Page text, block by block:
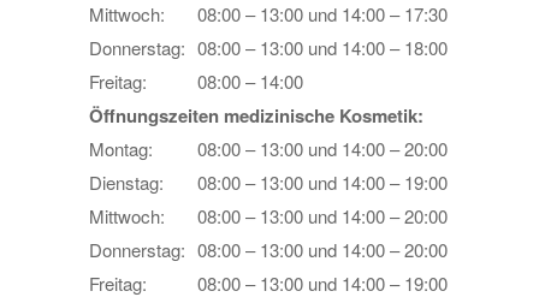
Mittwoch:
08:00 – 13:00 und 14:00 – 17:30
Donnerstag: 08:00 – 13:00 und 14:00 – 18:00
Freitag:
08:00 – 14:00
Öffnungszeiten medizinische Kosmetik:
Montag:
08:00 – 13:00 und 14:00 – 20:00
Dienstag:
08:00 – 13:00 und 14:00 – 19:00
Mittwoch:
08:00 – 13:00 und 14:00 – 20:00
Donnerstag: 08:00 – 13:00 und 14:00 – 20:00
Freitag:
08:00 – 13:00 und 14:00 – 19:00